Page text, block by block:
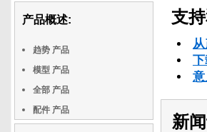
产品概述:
趋势 产品
模型 产品
全部 产品
配件 产品
支
新